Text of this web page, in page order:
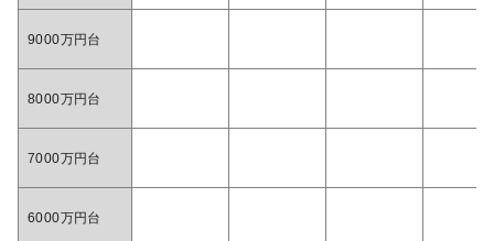
9000万円台
8000万円台
7000万円台
6000万円台